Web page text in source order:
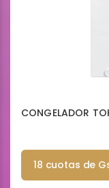
CONGELADOR
18 cuotas de